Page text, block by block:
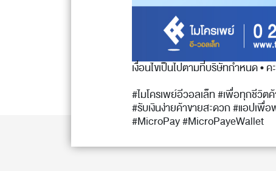
เงื่อนไขเป็นไปตามที่บริษัทกำหนด
#ไมโครเพย์อีวอลเล็ท #เพื่อทุกชีวิต
#รับเงินง่ายค้าขายสะดวก #แอปเพื่
#MicroPay #MicroPayeWallet